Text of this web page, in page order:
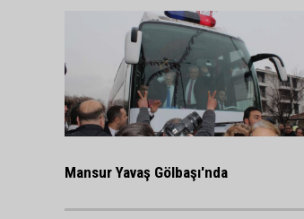
Mansur Yavaş Gölbaşı'nda